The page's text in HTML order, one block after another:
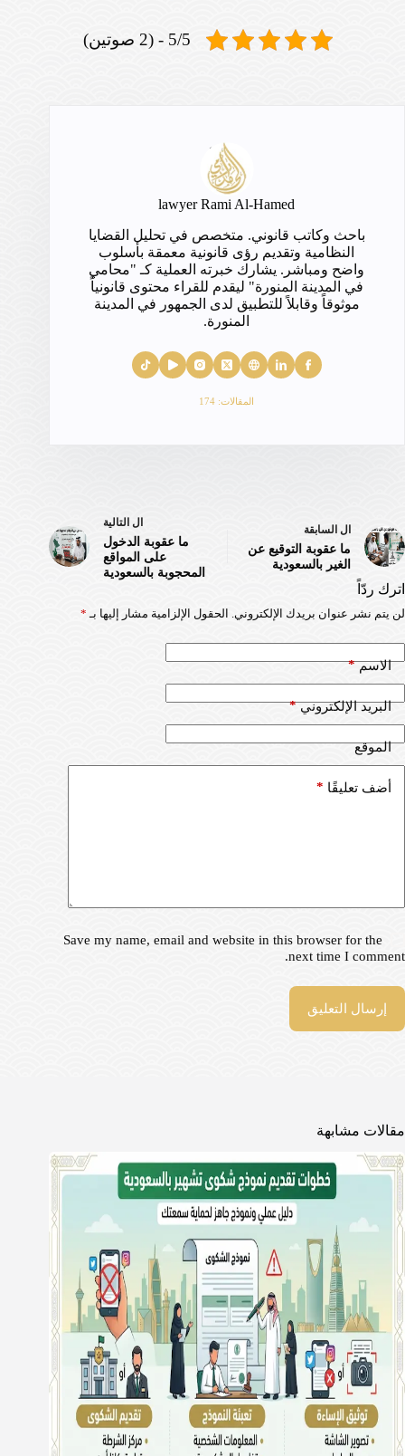
5/5 - (2 صوتين)
lawyer Rami Al-Hamed
باحث وكاتب قانوني. متخصص في تحليل القضايا
النظامية وتقديم رؤى قانونية معمقة بأسلوب
واضح ومباشر. يشارك خبرته العملية كـ "محامي
في المدينة المنورة" ليقدم للقراء محتوى قانونياً
موثوقاً وقابلاً للتطبيق لدى الجمهور في المدينة
المنورة.
المقالات: 174
ال السابقة
ما عقوبة التوقيع عن
الغير بالسعودية
ال التالية
ما عقوبة الدخول
على المواقع
المحجوبة بالسعودية
اترك ردّاً
لن يتم نشر عنوان بريدك الإلكتروني. الحقول الإلزامية مشار إليها بـ *
الاسم*
البريد الإلكتروني*
الموقع
أضف تعليقًا *
Save my name, email and website in this browser for the
next time I comment.
إرسال التعليق
مقالات مشابهة